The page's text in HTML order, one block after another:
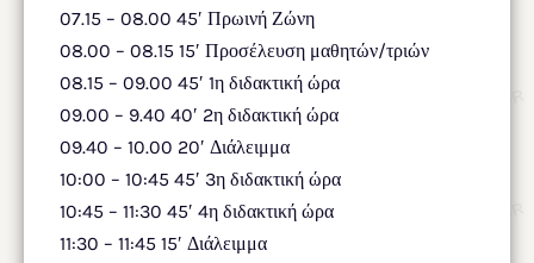
07.15 – 08.00 45′ Πρωινή Ζώνη
08.00 – 08.15 15′ Προσέλευση μαθητών/τριών
08.15 – 09.00 45′ 1η διδακτική ώρα
09.00 – 9.40 40′ 2η διδακτική ώρα
09.40 – 10.00 20′ Διάλειμμα
10:00 – 10:45 45′ 3η διδακτική ώρα
10:45 – 11:30 45′ 4η διδακτική ώρα
11:30 – 11:45 15′ Διάλειμμα